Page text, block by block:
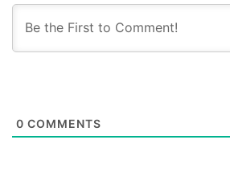
0 COMMENTS